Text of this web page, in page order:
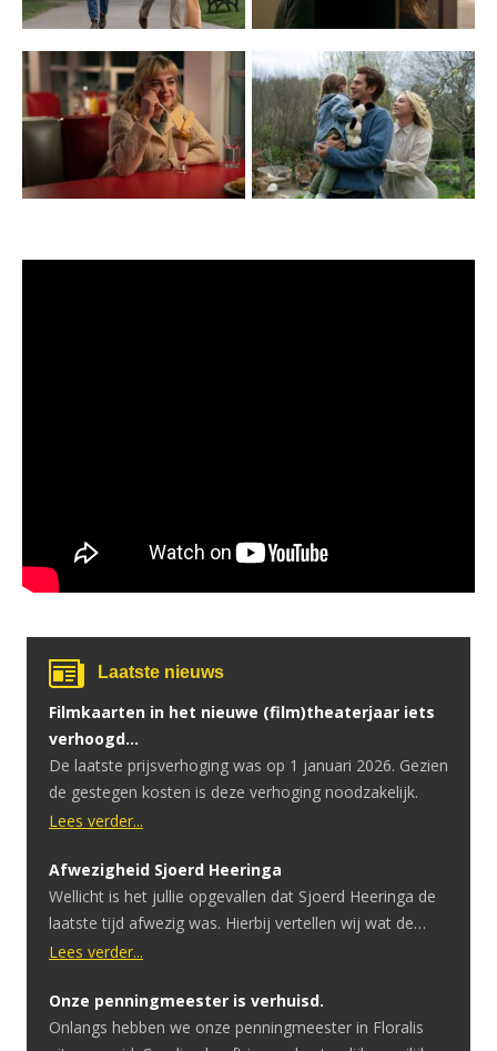
Laatste nieuws
Filmkaarten in het nieuwe (film)theaterjaar iets
verhoogd…
De laatste prijsverhoging was op 1 januari 2026. Gezien
de gestegen kosten is deze verhoging noodzakelijk.
Lees verder...
Afwezigheid Sjoerd Heeringa
Wellicht is het jullie opgevallen dat Sjoerd Heeringa de
laatste tijd afwezig was. Hierbij vertellen wij wat de
reden hiervoor is. Sjoerd heeft onlangs te horen
heeft hij hier een geslaagde operatie voor gehad.
Ondanks dat de operatie goed is verlopen is er uitval in
Lees verder...
Onze penningmeester is verhuisd.
Onlangs hebben we onze penningmeester in Floralis